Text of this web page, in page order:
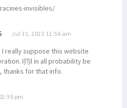
invisibles/
Jul 31, 2023 11:56 am
really suppose this website
I抣l in all probability be
thanks for that info.
pm